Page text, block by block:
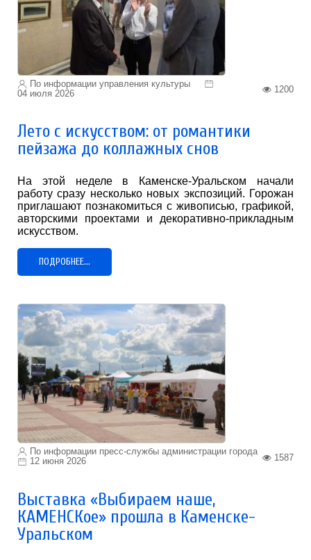
По информации управления культуры
04 июля 2026
1200
Лето с искусством: от романтики
пейзажа до коллажных снов
На этой неделе в Каменске-Уральском начали
работу сразу несколько новых экспозиций. Горожан
приглашают познакомиться с живописью, графикой,
авторскими проектами и декоративно-прикладным
искусством.
ПОДРОБНЕЕ...
По информации пресс-службы администрации города
12 июня 2026
1587
Выставка «Выбираем наше,
КАМЕНСКое» прошла в Каменске-
Уральском